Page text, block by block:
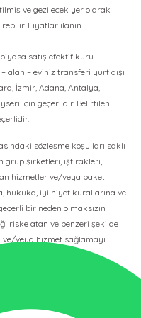
ve gezilecek yer olarak
Fiyatlar ilanın
satış efektif kuru
alan – eviniz transferi yurt dışı
İzmir, Adana, Antalya,
için geçerlidir. Belirtilen
sözleşme koşulları saklı
grup şirketleri, iştirakleri,
hizmetler ve/veya paket
hukuka, iyi niyet kurallarına ve
bir neden olmaksızın
riske atan ve benzeri şekilde
veya hizmet sağlamayı
herhangi bir
3067 TURSAB Belge No’lu
başkası tarafından